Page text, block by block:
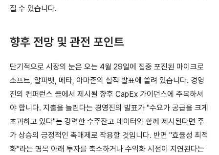
질 수 있습니다.
향후 전망 및 관전 포인트
단기적으로 시장의 눈은 오는 4월 29일에 집중 포진된 마이크로
소프트, 알파벳, 메타, 아마존의 실적 발표에 쏠려 있습니다. 경영
진의 컨퍼런스 콜에서 제시될 향후 CapEx 가이던스에 주목하셔
야 합니다. 지출을 늘린다는 경영진의 발표가 "수요가 공급을 크게
초과하고 있다"는 강력한 수주잔고 데이터와 함께 제시된다면 주
가 상승의 긍정적인 촉매제로 작용할 것입니다. 반면 "효율성 최적
화"라는 명목 아래 투자를 축소하거나 수익화 시점이 지연된다는